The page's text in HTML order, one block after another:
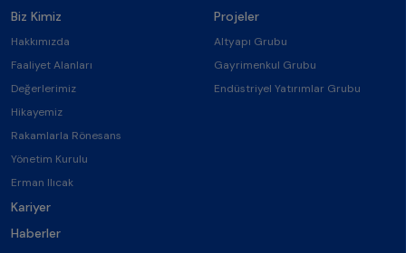
Biz Kimiz
Hakkımızda
Faaliyet Alanları
Değerlerimiz
Hikayemiz
Rakamlarla Rönesans
Yönetim Kurulu
Erman Ilıcak
Kariyer
Haberler
Projeler
Altyapı Grubu
Gayrimenkul Grubu
Endüstriyel Yatırımlar Grubu